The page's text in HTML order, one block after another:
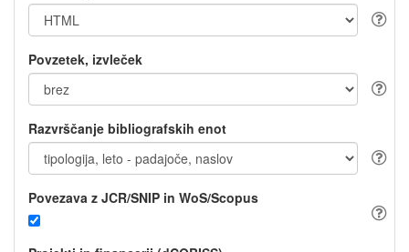
Povzetek, izvleček
Razvrščanje bibliografskih enot
Povezava z JCR/SNIP in WoS/Scopus